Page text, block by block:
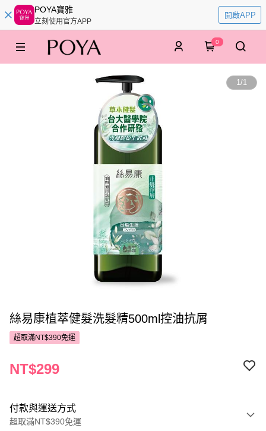
POYA寶雅
立刻使用官方APP
開啟APP
0
1/1
絲易康植萃健髮洗髮精500ml控油抗屑
超取滿NT$390免運
NT$299
付款與運送方式
超取滿NT$390免運